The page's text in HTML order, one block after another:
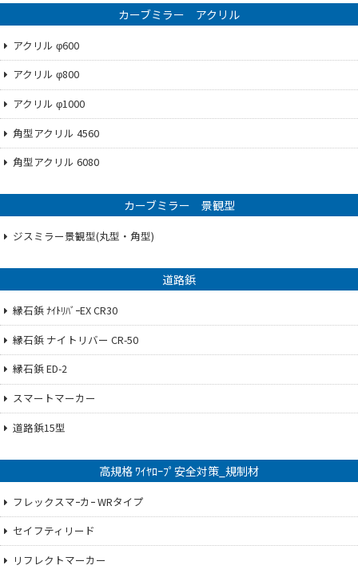
カーブミラー アクリル
アクリル φ600
アクリル φ800
アクリル φ1000
角型アクリル 4560
角型アクリル 6080
カーブミラー 景観型
ジスミラー景観型(丸型・角型)
道路鋲
縁石鋲 ﾅｲﾄﾘﾊﾞｰEX CR30
縁石鋲 ナイトリバー CR-50
縁石鋲 ED-2
スマートマーカー
道路鋲15型
高規格 ﾜｲﾔﾛｰﾌﾟ安全対策_規制材
フレックスマｰカｰ WRタイプ
セイフティリード
リフレクトマーカー